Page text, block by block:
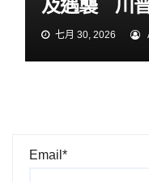
及遇襲 川
七月 30, 2026
Email*